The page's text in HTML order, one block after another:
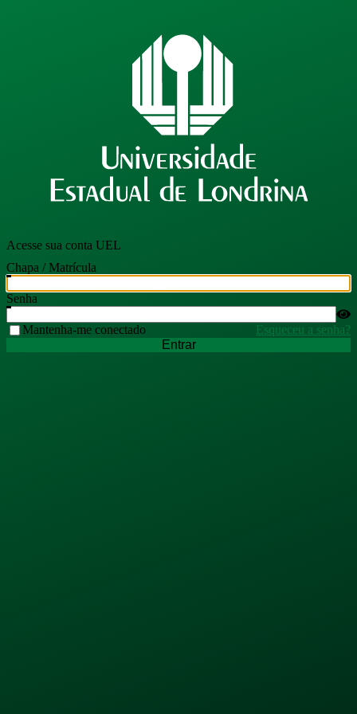
Acesse sua conta UEL
Chapa / Matrícula
Senha
Mantenha-me conectado
Esqueceu a senha?
Entrar